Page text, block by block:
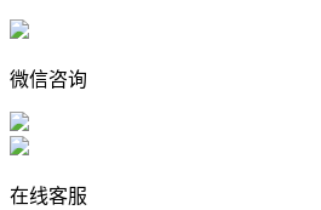
微信咨询
在线客服